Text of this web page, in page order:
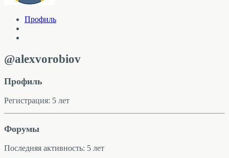
Профиль
@alexvorobiov
Профиль
Регистрация: 5 лет
Форумы
Последняя активность: 5 лет